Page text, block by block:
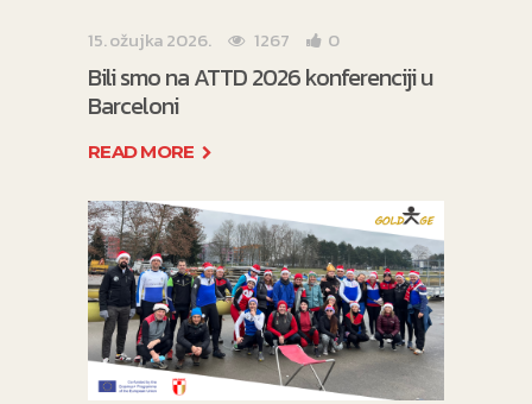
15. ožujka 2026. 1267 0
Bili smo na ATTD 2026 konferenciji u
Barceloni
READ MORE